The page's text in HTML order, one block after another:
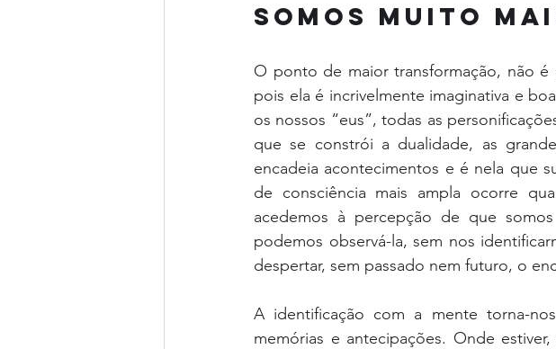
somos muito
O ponto de maior transformação, não
pois ela é incrivelmente imaginativa e
os nossos “eus”, todas as
que se constrói a dualidade, as
encadeia acontecimentos e é nela que
de consciência mais ampla ocorre
acedemos à percepção de que
podemos observá-la, sem nos
despertar, sem passado nem futuro, o
A identificação com a mente torna-
memórias e antecipações. Onde